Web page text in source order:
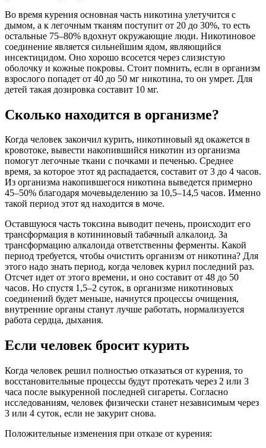
Во время курения основная часть никотина улетучится с
дымом, а к легочным тканям поступит от 20 до 30%, то есть
остальные 75–80% вдохнут окружающие люди. Никотиновое
соединение является сильнейшим ядом, являющийся
инсектицидом. Оно хорошо всосется через слизистую
оболочку и кожные покровы. Стоит помнить, если в организм
взрослого попадет от 40 до 50 мг никотина, то он умрет. Для
детей такая дозировка составит 10 мг.
Сколько находится в организме?
Когда человек закончил курить, никотиновый яд окажется в
кровотоке, вывести накопившийся никотин из организма
помогут легочные ткани с почками и печенью. Среднее
время, за которое этот яд распадается, составит от 3 до 4 часов.
Из организма накопившегося никотина выведется примерно
45–50% благодаря мочевыделению за 10,5–14,5 часов. Именно
такой период этот яд находится в моче.
Оставшуюся часть токсина выводит печень, происходит его
трансформация в котининовый табачный алкалоид. За
трансформацию алкалоида ответственны ферменты. Какой
период требуется, чтобы очистить организм от никотина? Для
этого надо знать период, когда человек курил последний раз.
Отсчет идет от этого времени, и оно составит от 48 до 50
часов. Но спустя 1,5–2 суток, в организме никотиновых
соединений будет меньше, начнутся процессы очищения,
внутренние органы станут лучше работать, нормализуется
работа сердца, дыхания.
Если человек бросит курить
Когда человек решил полностью отказаться от курения, то
восстановительные процессы будут протекать через 2 или 3
часа после выкуренной последней сигареты. Согласно
исследованиям, человек физически станет независимым через
3 или 4 суток, если не закурит снова.
Положительные изменения при отказе от курения: